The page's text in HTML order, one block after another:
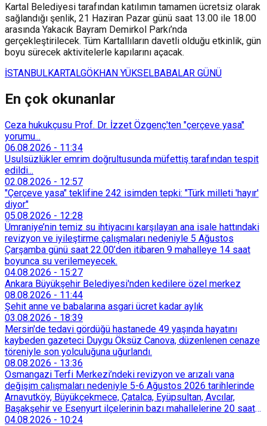
Kartal Belediyesi tarafından katılımın tamamen ücretsiz olarak
sağlandığı şenlik, 21 Haziran Pazar günü saat 13.00 ile 18.00
arasında Yakacık Bayram Demirkol Parkı’nda
gerçekleştirilecek. Tüm Kartallıların davetli olduğu etkinlik, gün
boyu sürecek aktivitelerle kapılarını açacak.
İSTANBULKARTALGÖKHAN YÜKSELBABALAR GÜNÜ
En çok okunanlar
Ceza hukukçusu Prof. Dr. İzzet Özgenç'ten "çerçeve yasa"
yorumu...
06.08.2026 - 11:34
Usulsüzlükler emrim doğrultusunda müfettiş tarafından tespit
edildi...
02.08.2026 - 12:57
"Çerçeve yasa" teklifine 242 isimden tepki: "Türk milleti 'hayır'
diyor"
05.08.2026 - 12:28
Ümraniye’nin temiz su ihtiyacını karşılayan ana isale hattındaki
revizyon ve iyileştirme çalışmaları nedeniyle 5 Ağustos
Çarşamba günü saat 22.00’den itibaren 9 mahalleye 14 saat
boyunca su verilemeyecek.
04.08.2026 - 15:27
Ankara Büyükşehir Belediyesi'nden kedilere özel merkez
08.08.2026 - 11:44
Şehit anne ve babalarına asgari ücret kadar aylık
03.08.2026 - 18:39
Mersin'de tedavi gördüğü hastanede 49 yaşında hayatını
kaybeden gazeteci Duygu Öksüz Canova, düzenlenen cenaze
töreniyle son yolculuğuna uğurlandı.
08.08.2026 - 13:36
Osmangazi Terfi Merkezi’ndeki revizyon ve arızalı vana
değişim çalışmaları nedeniyle 5-6 Ağustos 2026 tarihlerinde
Arnavutköy, Büyükçekmece, Çatalca, Eyüpsultan, Avcılar,
Başakşehir ve Esenyurt ilçelerinin bazı mahallelerine 20 saat
süreyle su verilemeyecek.
04.08.2026 - 10:24